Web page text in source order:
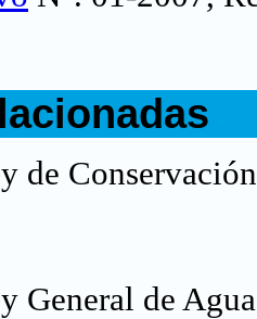
de
General de